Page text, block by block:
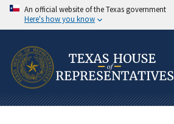
An official website of the Texas government
Here's how you know